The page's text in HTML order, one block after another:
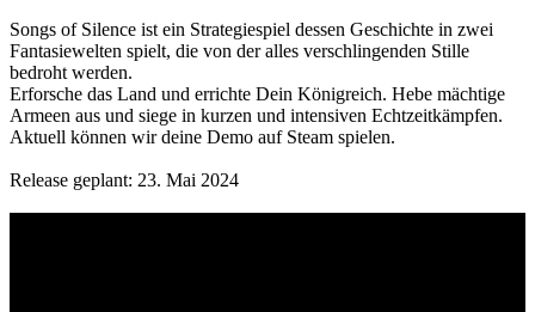
Songs of Silence ist ein Strategiespiel dessen Geschichte in zwei
Fantasiewelten spielt, die von der alles verschlingenden Stille
bedroht werden.
Erforsche das Land und errichte Dein Königreich. Hebe mächtige
Armeen aus und siege in kurzen und intensiven Echtzeitkämpfen.
Aktuell können wir deine Demo auf Steam spielen.
Release geplant: 23. Mai 2024